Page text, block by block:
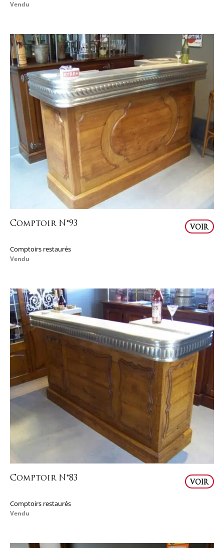
Vendu
Comptoir N°93
VOIR
Comptoirs restaurés
Vendu
Comptoir N°83
VOIR
Comptoirs restaurés
Vendu